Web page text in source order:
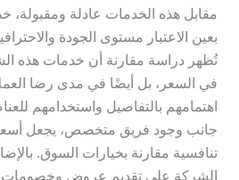
مقابل هذه الخدمات عادلة ومقبولة،
بعين الاعتبار مستوى الجودة
تُظهر دراسة مقارنة أن خدمات هذه
في السعر، بل أيضًا في مدى رضا
اهتمامهم بالتفاصيل واستخدامهم
جانب وجود فريق متخصص، يجعل
تنافسية مقارنة بخيارات السوق.
الشركة على تقديم عروض